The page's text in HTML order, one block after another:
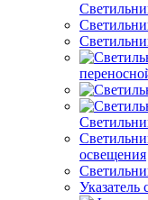
освещения
Указатель